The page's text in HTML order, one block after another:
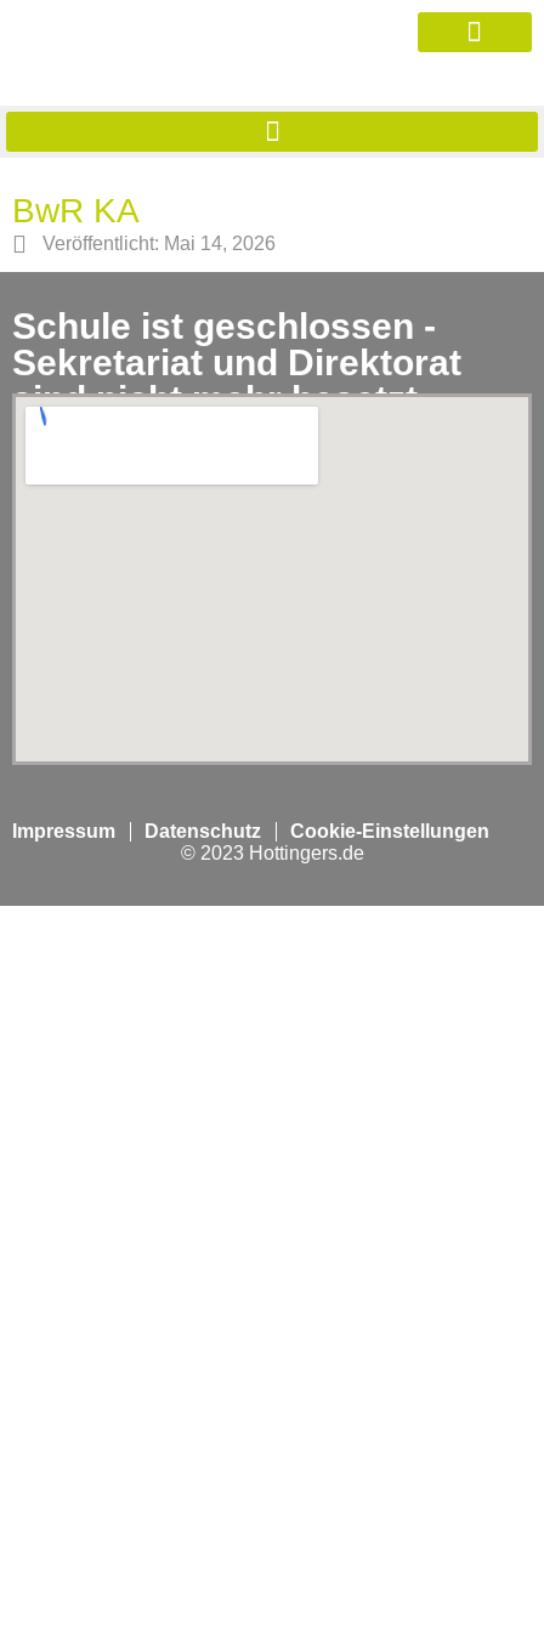
BwR KA
Veröffentlicht: Mai 14, 2026
Schule ist geschlossen -
Sekretariat und Direktorat
sind nicht mehr besetzt.
Impressum Datenschutz
Cookie-Einstellungen
© 2023 Hottingers.de